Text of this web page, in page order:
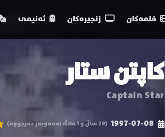
فلمەکان زنجیرەکان ئەنیمی
کاپتن ستار
Captain Star
1997-07-08 (29 ساڵ و 1 مانگ لەمەوبەر دەرچووە)